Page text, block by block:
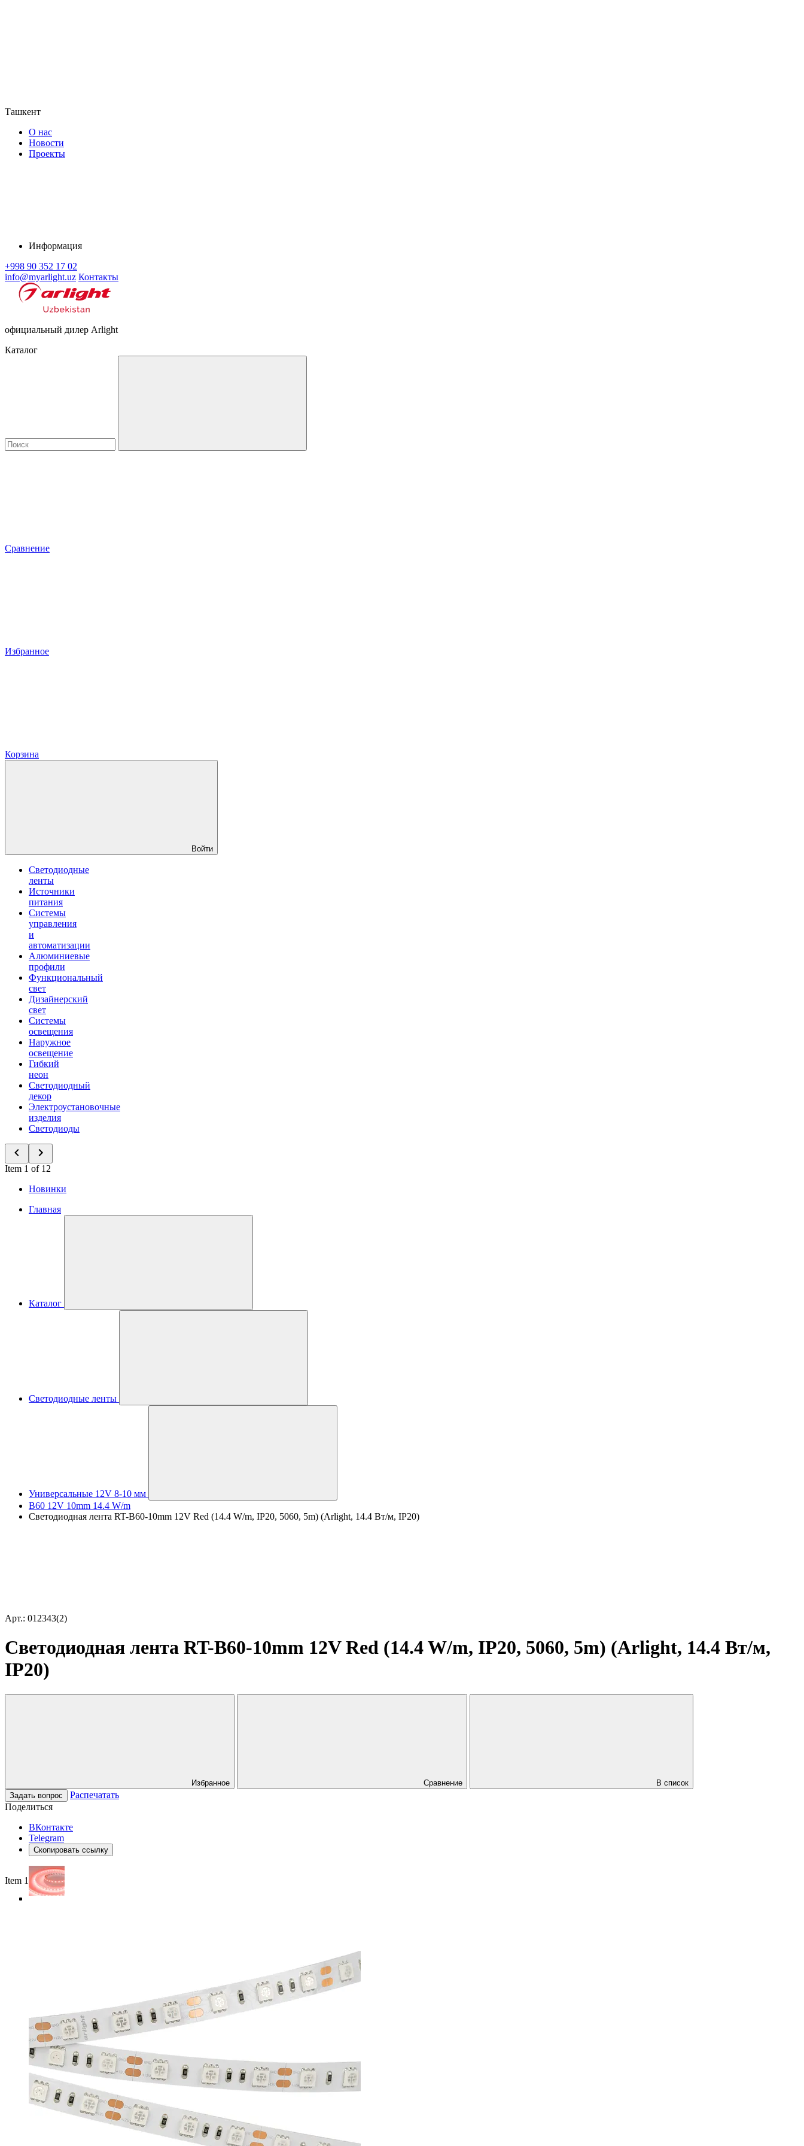
Ташкент
О нас
Новости
Проекты
Информация
+998 90 352 17 02
info@myarlight.uz Контакты
официальный дилер Arlight
Каталог
Сравнение
Избранное
Корзина
Войти
Светодиодные
ленты
Источники
питания
Системы
управления
и
автоматизации
Алюминиевые
профили
Функциональный
свет
Дизайнерский
свет
Системы
освещения
Наружное
освещение
Гибкий
неон
Светодиодный
декор
Электроустановочные
изделия
Светодиоды
Item 1 of 12
Новинки
Главная
Каталог
Светодиодные ленты
Универсальные 12V 8-10 мм
B60 12V 10mm 14.4 W/m
Светодиодная лента RT-B60-10mm 12V Red (14.4 W/m, IP20, 5060, 5m) (Arlight, 14.4 Вт/м, IP20)
Арт.: 012343(2)
Светодиодная лента RT-B60-10mm 12V Red (14.4 W/m, IP20, 5060, 5m) (Arlight, 14.4 Вт/м,
IP20)
Избранное Сравнение
В список
Задать вопрос
Распечатать
Поделиться
ВКонтакте
Telegram
Скопировать ссылку
Item 1 of 4